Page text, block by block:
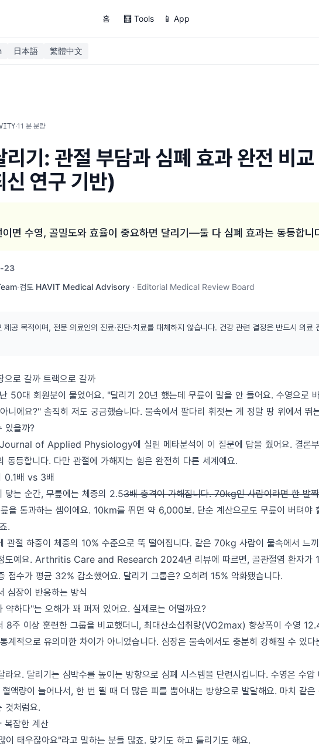
홈 🧮 Tools 📱 App
日本語 繁體中文
·11 분 분량
기: 관절 부담과 심폐 효과 완전 비교
연구 기반)
이면 수영, 골밀도와 효율이 중요하면 달리기—둘 다 심폐 효과는 동등합니
23
·검토 HAVIT Medical Advisory · Editorial Medical Review Board
제공 목적이며, 전문 의료인의 진료·진단·치료를 대체하지 않습니다. 건강 관련 결정은 반드시 의료
으로 갈까 트랙으로 갈까
50대 회원분이 물었어요. "달리기 20년 했는데 무릎이 말을 안 들어요. 수영으로
니에요?" 솔직히 저도 궁금했습니다. 물속에서 팔다리 휘젓는 게 정말 땅 위에서 뛰
있을까?
of Applied Physiology에 실린 메타분석이 이 질문에 답을 줬어요. 결론
동등합니다. 다만 관절에 가해지는 힘은 완전히 다른 세계예요.
0.1배 vs 3배
닿는 순간, 무릎에는 체중의 2.53배 충격이 가해집니다. 70kg인 사람이라면 한 발
을 통과하는 셈이에요. 10km를 뛰면 약 6,000보. 단순 계산으로도 무릎이 버텨야
.
관절 하중이 체중의 10% 수준으로 뚝 떨어집니다. 같은 70kg 사람이 물속에서 느
도예요. Arthritis Care and Research 2024년 리뷰에 따르면, 골관절염 환자가
점수가 평균 32% 감소했어요. 달리기 그룹은? 오히려 15% 악화됐습니다.
심장이 반응하는 방식
약하다"는 오해가 꽤 퍼져 있어요. 실제로는 어떨까요?
8주 이상 훈련한 그룹을 비교했더니, 최대산소섭취량(VO2max) 향상폭이 수영
계적으로 유의미한 차이가 아니었습니다. 심장은 물속에서도 충분히 강해질 수 있다
라요. 달리기는 심박수를 높이는 방향으로 심폐 시스템을 단련시킵니다. 수영은 수압
액량이 늘어나서, 한 번 뛸 때 더 많은 피를 뿜어내는 방향으로 발달해요. 마치 같은
것처럼요.
복잡한 계산
이 태우잖아요"라고 말하는 분들 많죠. 맞기도 하고 틀리기도 해요.